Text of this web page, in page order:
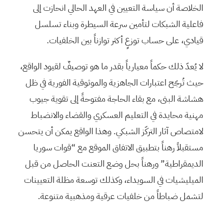
الخلاصة أن سياسة التعيين في العهد الحالي انحازت إلى
فاعلية الشبكات لتأمين سرعة السيطرة وبناء تسلسل
قيادي، على حساب توزعٍ أكثر توازناً بين الخلفيات.
لا يُعدّ ذلك حكماً معيارياً بقدر ما هو توصيفٌ لقيود الواقع،
حيث تُرجّح اعتبارات الجاهزية والموثوقية الفورية في ظل
هشاشة البنى، مع بقاء الحاجة مفتوحةً إلى تقوية جيوب
مهنية محايدة في التعليم العسكري والقضاء والانضباط
لامتصاص آثار التركّز الشبكي. وهذا الواقع يمكن أن يتحسن
مستقبلاً رهناً بتطبيق الاتفاق الموقع مع “قوات سوريا
الديمقراطية” ورهناً بحل وضع التعنت الحاصل من قبل
الميليشيات في السويداء، وكذلك توسعة مظلة التعيينات
لتشمل ضباطاً من خلفيات عرقية ومذهبية متنوعة.